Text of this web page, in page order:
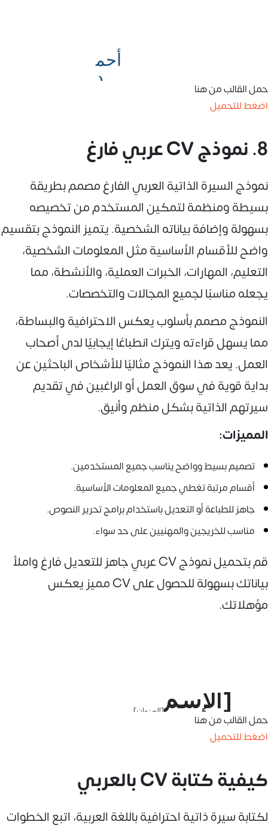
حمل القالب من هنا
اضغط للتحميل
8. نموذج CV عربي فارغ
نموذج السيرة الذاتية العربي الفارغ مصمم بطريقة
بسيطة ومنظمة لتمكين المستخدم من تخصيصه
بسهولة وإضافة بياناته الشخصية. يتميز النموذج بتقسيم
واضح للأقسام الأساسية مثل المعلومات الشخصية،
التعليم، المهارات، الخبرات العملية، والأنشطة، مما
يجعله مناسبًا لجميع المجالات والتخصصات.
النموذج مصمم بأسلوب يعكس الاحترافية والبساطة،
مما يسهل قراءته ويترك انطباعًا إيجابيًا لدى أصحاب
العمل. يعد هذا النموذج مثاليًا للأشخاص الباحثين عن
بداية قوية في سوق العمل أو الراغبين في تقديم
سيرتهم الذاتية بشكل منظم وأنيق.
المميزات:
تصميم بسيط وواضح يناسب جميع المستخدمين.
أقسام مرتبة تغطي جميع المعلومات الأساسية.
جاهز للطباعة أو التعديل باستخدام برامج تحرير النصوص.
مناسب للخريجين والمهنيين على حد سواء.
قم بتحميل نموذج CV عربي جاهز للتعديل فارغ واملأ
بياناتك بسهولة للحصول على CV مميز يعكس
مؤهلاتك.
حمل القالب من هنا
اضغط للتحميل
كيفية كتابة CV بالعربي
لكتابة سيرة ذاتية احترافية باللغة العربية، اتبع الخطوات